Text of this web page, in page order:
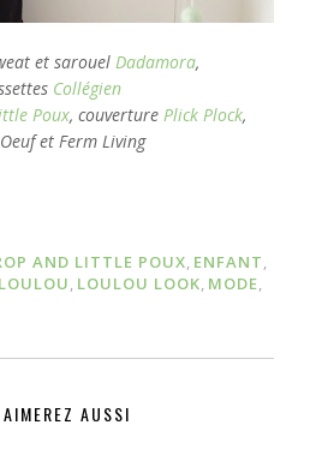
et sarouel Dadamora,
Collégien
Poux, couverture Plick Plock,
et Ferm Living
AND LITTLE POUX, ENFANT,
, LOULOU LOOK, MODE,
AUSSI